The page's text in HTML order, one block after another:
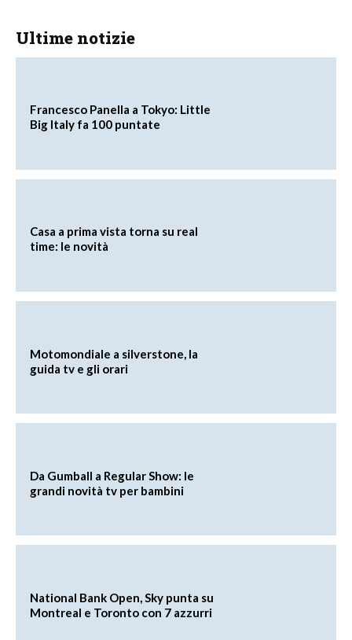
Ultime notizie
Francesco Panella a Tokyo: Little
Big Italy fa 100 puntate
Casa a prima vista torna su real
time: le novità
Motomondiale a silverstone, la
guida tv e gli orari
Da Gumball a Regular Show: le
grandi novità tv per bambini
National Bank Open, Sky punta su
Montreal e Toronto con 7 azzurri